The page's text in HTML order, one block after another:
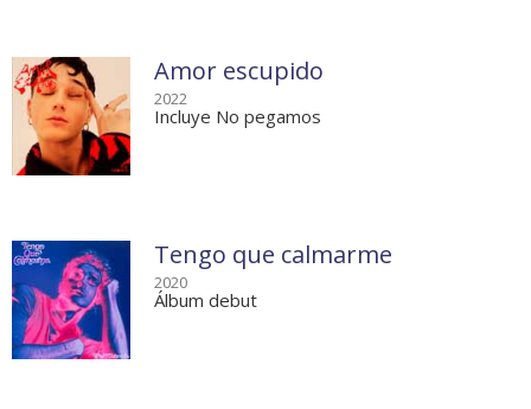
Amor escupido
2022
Incluye No pegamos
Tengo que calmarme
2020
Álbum debut